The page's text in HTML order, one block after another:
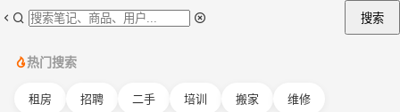
搜索
热门搜索
租房 招聘 二手 培训 搬家 维修